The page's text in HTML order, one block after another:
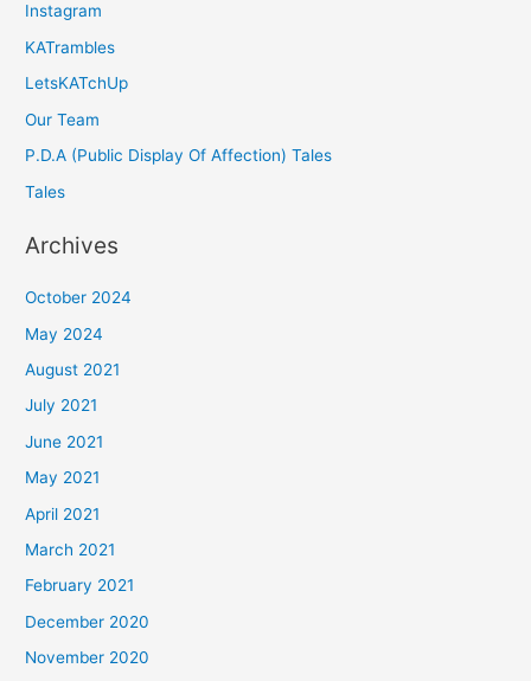
Instagram
KATrambles
LetsKATchUp
Our Team
P.D.A (Public Display Of Affection) Tales
Tales
Archives
October 2024
May 2024
August 2021
July 2021
June 2021
May 2021
April 2021
March 2021
February 2021
December 2020
November 2020